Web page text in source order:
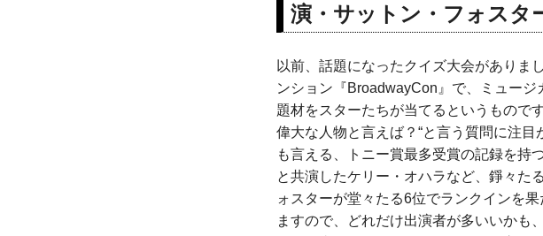
演・サットン・フォスタ
以前、話題になったクイズ大会がありま
ンション『BroadwayCon』で、ミュー
題材をスターたちが当てるというもので
偉大な人物と言えば？“と言う質問に注
も言える、トニー賞最多受賞の記録を持
と共演したケリー・オハラなど、錚々た
ォスターが堂々たる6位でランクインを
ますので、どれだけ出演者が多いいかも